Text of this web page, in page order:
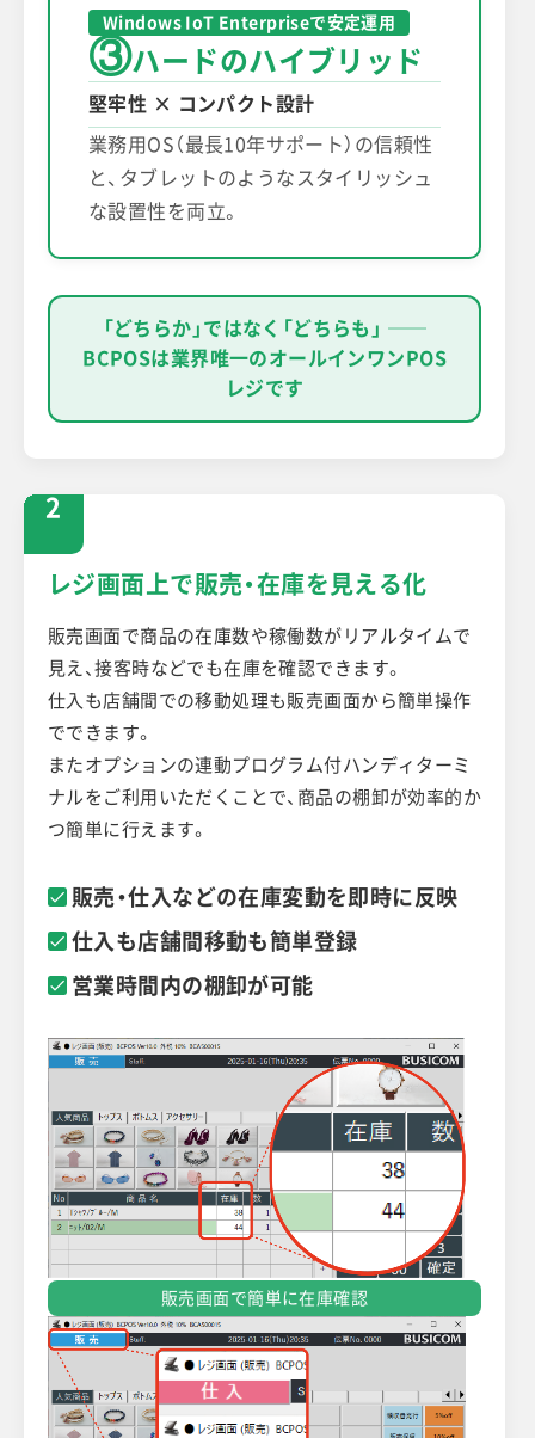
Windows IoT Enterpriseで安定運用
③ハードのハイブリッド
堅牢性 × コンパクト設計
業務用OS（最長10年サポート）の信頼性
と、タブレットのようなスタイリッシュ
な設置性を両立。
「どちらか」ではなく「どちらも」 ──
BCPOSは業界唯一のオールインワンPOS
レジです
2
レジ画面上で販売・在庫を見える化
販売画面で商品の在庫数や稼働数がリアルタイムで
見え、接客時などでも在庫を確認できます。
仕入も店舗間での移動処理も販売画面から簡単操作
でできます。
またオプションの連動プログラム付ハンディターミ
ナルをご利用いただくことで、商品の棚卸が効率的か
つ簡単に行えます。
販売・仕入などの在庫変動を即時に反映
仕入も店舗間移動も簡単登録
営業時間内の棚卸が可能
販売画面で簡単に在庫確認